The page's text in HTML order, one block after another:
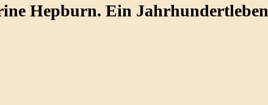
Hepburn. Ein Jahrhundertleben